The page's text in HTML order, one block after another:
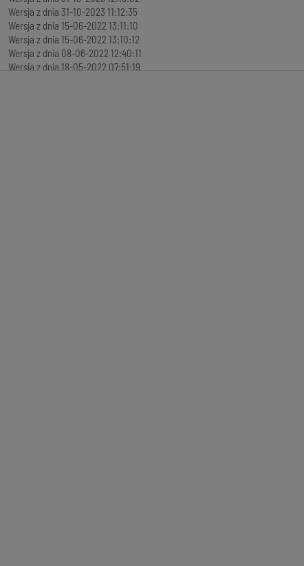
Wersja z dnia 31-10-2023 11:12:35
Wersja z dnia 15-06-2022 13:11:10
Wersja z dnia 15-06-2022 13:10:12
Wersja z dnia 08-06-2022 12:40:11
Wersja z dnia 18-05-2022 07:51:19